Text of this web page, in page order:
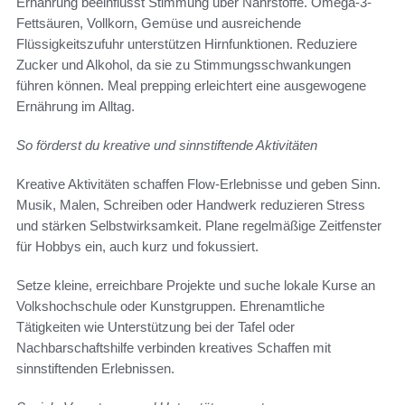
Fettsäuren, Vollkorn, Gemüse und ausreichende
Flüssigkeitszufuhr unterstützen Hirnfunktionen. Reduziere
Zucker und Alkohol, da sie zu Stimmungsschwankungen
führen können. Meal prepping erleichtert eine ausgewogene
Ernährung im Alltag.
So förderst du kreative und sinnstiftende Aktivitäten
Kreative Aktivitäten schaffen Flow-Erlebnisse und geben Sinn.
Musik, Malen, Schreiben oder Handwerk reduzieren Stress
und stärken Selbstwirksamkeit. Plane regelmäßige Zeitfenster
für Hobbys ein, auch kurz und fokussiert.
Setze kleine, erreichbare Projekte und suche lokale Kurse an
Volkshochschule oder Kunstgruppen. Ehrenamtliche
Tätigkeiten wie Unterstützung bei der Tafel oder
Nachbarschaftshilfe verbinden kreatives Schaffen mit
sinnstiftenden Erlebnissen.